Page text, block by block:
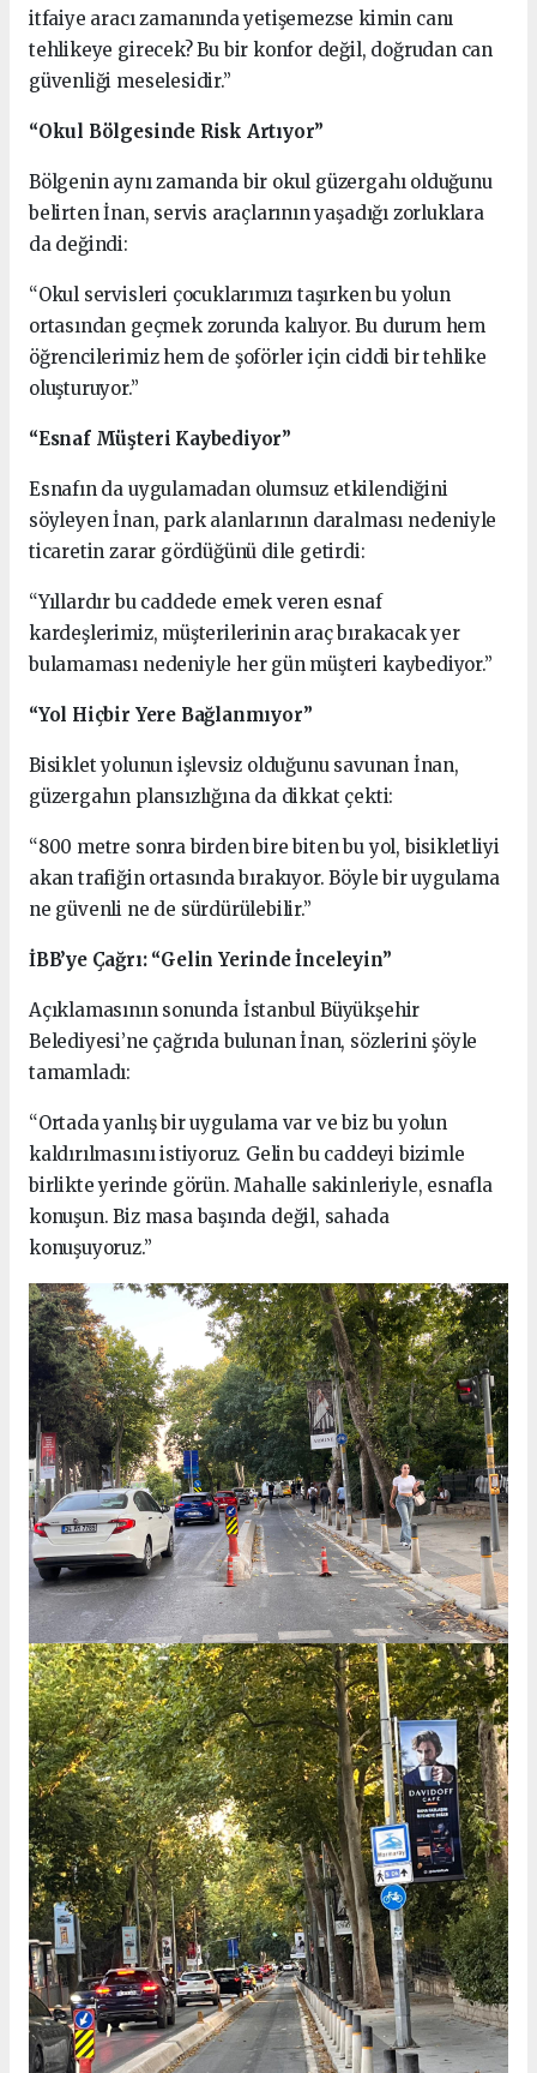
itfaiye aracı zamanında yetişemezse kimin canı
tehlikeye girecek? Bu bir konfor değil, doğrudan can
güvenliği meselesidir.”
“Okul Bölgesinde Risk Artıyor”
Bölgenin aynı zamanda bir okul güzergahı olduğunu
belirten İnan, servis araçlarının yaşadığı zorluklara
da değindi:
“Okul servisleri çocuklarımızı taşırken bu yolun
ortasından geçmek zorunda kalıyor. Bu durum hem
öğrencilerimiz hem de şoförler için ciddi bir tehlike
oluşturuyor.”
“Esnaf Müşteri Kaybediyor”
Esnafın da uygulamadan olumsuz etkilendiğini
söyleyen İnan, park alanlarının daralması nedeniyle
ticaretin zarar gördüğünü dile getirdi:
“Yıllardır bu caddede emek veren esnaf
kardeşlerimiz, müşterilerinin araç bırakacak yer
bulamaması nedeniyle her gün müşteri kaybediyor.”
“Yol Hiçbir Yere Bağlanmıyor”
Bisiklet yolunun işlevsiz olduğunu savunan İnan,
güzergahın plansızlığına da dikkat çekti:
“800 metre sonra birden bire biten bu yol, bisikletliyi
akan trafiğin ortasında bırakıyor. Böyle bir uygulama
ne güvenli ne de sürdürülebilir.”
İBB’ye Çağrı: “Gelin Yerinde İnceleyin”
Açıklamasının sonunda İstanbul Büyükşehir
Belediyesi’ne çağrıda bulunan İnan, sözlerini şöyle
tamamladı:
“Ortada yanlış bir uygulama var ve biz bu yolun
kaldırılmasını istiyoruz. Gelin bu caddeyi bizimle
birlikte yerinde görün. Mahalle sakinleriyle, esnafla
konuşun. Biz masa başında değil, sahada
konuşuyoruz.”